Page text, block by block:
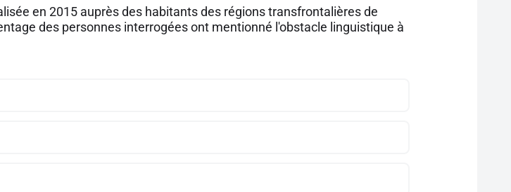
en 2015 auprès des habitants des régions transfrontalières de
des personnes interrogées ont mentionné l'obstacle linguistique à